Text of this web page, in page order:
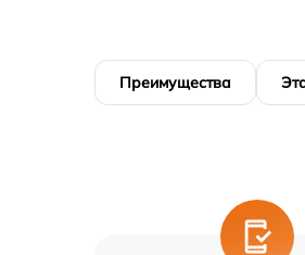
Преимущества